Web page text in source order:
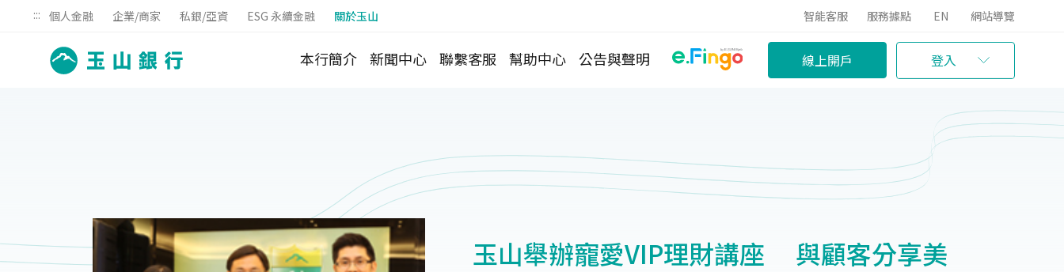
::: 個人金融 企業/商家 私銀/亞資 ESG 永續金融 關於玉山 智能客服 服務據點 EN 網站導覽
本行簡介 新聞中心 聯繫客服 幫助中心 公告與聲明 線上開戶 登入
玉山舉辦寵愛VIP理財講座 與顧客分享美